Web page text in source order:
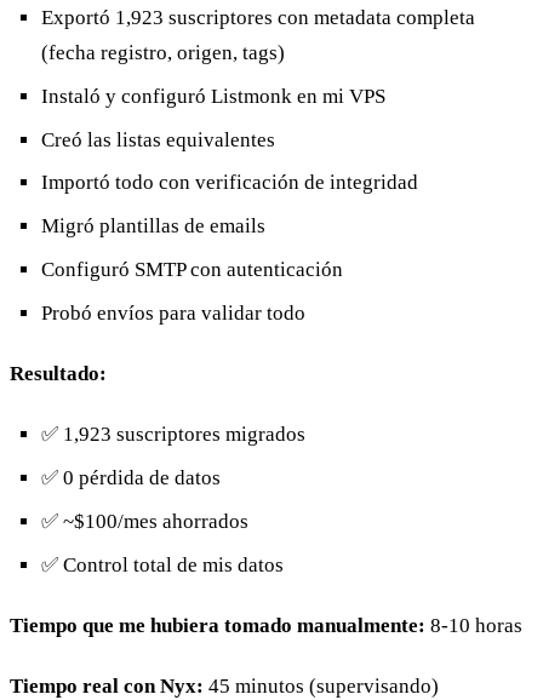
Exportó 1,923 suscriptores con metadata completa
(fecha registro, origen, tags)
Instaló y configuró Listmonk en mi VPS
Creó las listas equivalentes
Importó todo con verificación de integridad
Migró plantillas de emails
Configuró SMTP con autenticación
Probó envíos para validar todo
Resultado:
✅ 1,923 suscriptores migrados
✅ 0 pérdida de datos
✅ ~$100/mes ahorrados
✅ Control total de mis datos
Tiempo que me hubiera tomado manualmente: 8-10 horas
Tiempo real con Nyx: 45 minutos (supervisando)